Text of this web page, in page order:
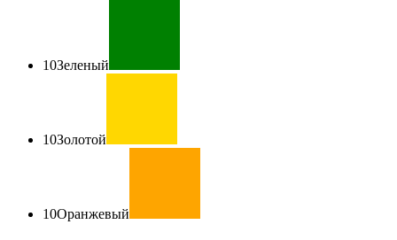
10Зеленый
10Золотой
10Оранжевый